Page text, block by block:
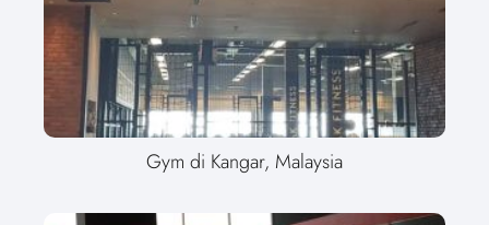
Gym di Kangar, Malaysia